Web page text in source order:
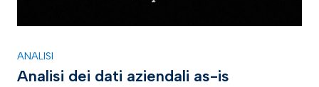
ANALISI
Analisi dei dati aziendali as-is